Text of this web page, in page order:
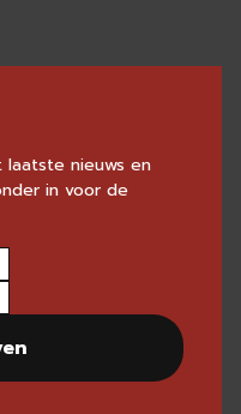
nieuws en
in voor de